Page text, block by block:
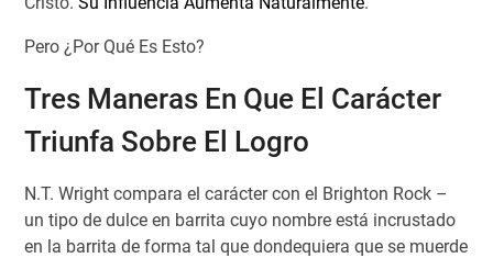
Pero ¿Por Qué Es Esto?
Tres Maneras En Que El Carácter
Triunfa Sobre El Logro
N.T. Wright compara el carácter con el Brighton Rock –
un tipo de dulce en barrita cuyo nombre está incrustado
en la barrita de forma tal que dondequiera que se muerde